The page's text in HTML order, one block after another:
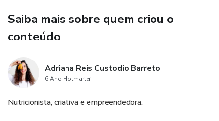
alimentar mais consciente e saudável.
material de fácil utilização e pode ser adaptado para
diversas atividades de educação alimentar e nutricional. As
20 cartelas variadas permitem que várias crianças joguem
ao mesmo tempo, e o molde de caixa ou lata para o
Saiba mais sobre quem criou o
conteúdo
Adriana Reis Custodio Barreto
6 Ano Hotmarter
Nutricionista, criativa e empreendedora.